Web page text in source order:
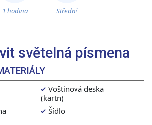
1 hodina Střední
světelná písmena
Voštinová deska
(kartn)
Šídlo